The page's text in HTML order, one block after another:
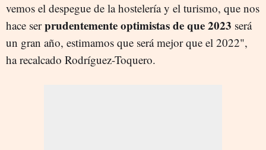
vemos el despegue de la hostelería y el turismo, que nos
hace serprudentemente optimistas de que 2023 será
un gran año, estimamos que será mejor que el 2022",
ha recalcado Rodríguez-Toquero.